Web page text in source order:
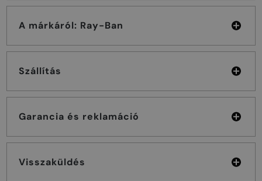
A márkáról: Ray-Ban
Szállítás
Garancia és reklamáció
Visszaküldés